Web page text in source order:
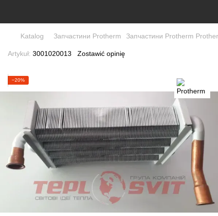
Katalog Запчастини Protherm Запчастини Protherm
Artykuł: 3001020013 Zostawić opinię
−20%